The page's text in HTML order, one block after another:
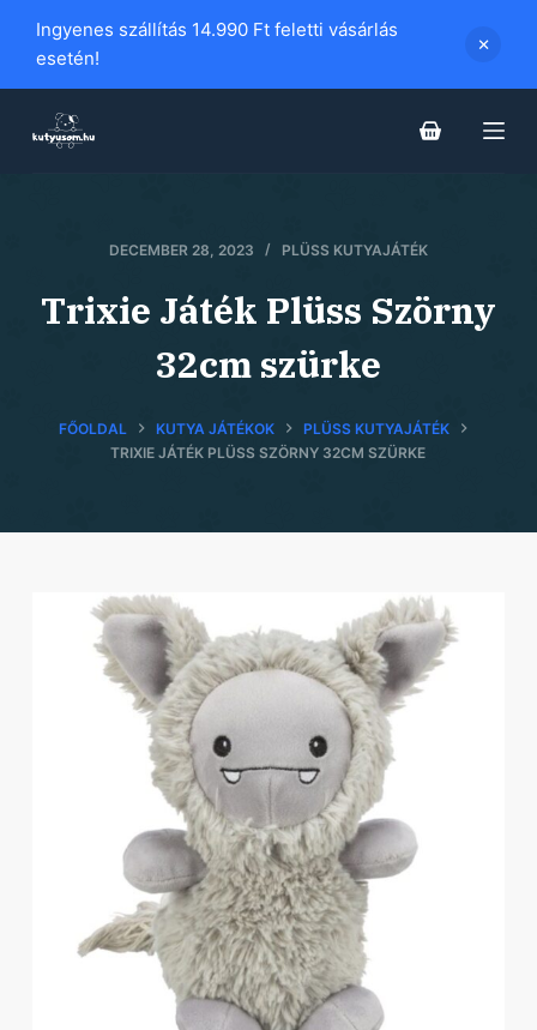
i
Ingyenes szállítás 14.990 Ft feletti vásárlás
esetén!
DECEMBER 28, 2023 PLÜSS KUTYAJÁTÉK
Trixie Játék Plüss Szörny
32cm szürke
FŐOLDAL KUTYA JÁTÉKOK
PLÜSS KUTYAJÁTÉK
TRIXIE JÁTÉK PLÜSS SZÖRNY 32CM SZÜRKE